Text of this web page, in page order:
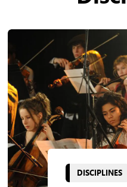
DISCIPLINES